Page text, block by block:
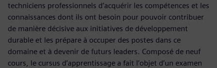
techniciens professionnels d’acquérir les compétences et les
connaissances dont ils ont besoin pour pouvoir contribuer
de manière décisive aux initiatives de développement
durable et les prépare à occuper des postes dans ce
domaine et à devenir de futurs leaders. Composé de neuf
cours, le cursus d’apprentissage a fait l’objet d’un examen